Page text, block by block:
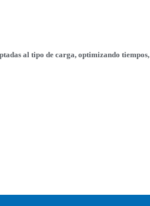
al tipo de carga, optimizando tiempos,